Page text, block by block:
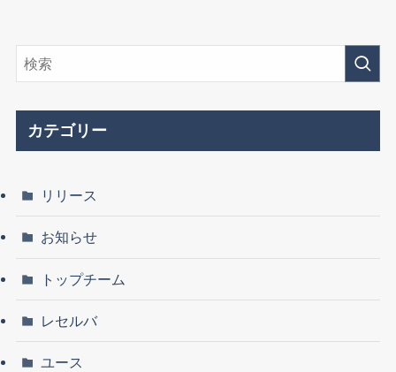
カテゴリー
リリース
お知らせ
トップチーム
レセルバ
ユース